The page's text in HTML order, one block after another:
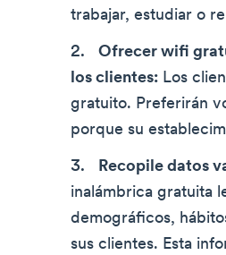
trabajar, estudiar o
Ofrecer wifi
los clientes: Los
gratuito. Preferirán
porque su
Recopile datos
inalámbrica gratuita
demográficos,
sus clientes. Esta